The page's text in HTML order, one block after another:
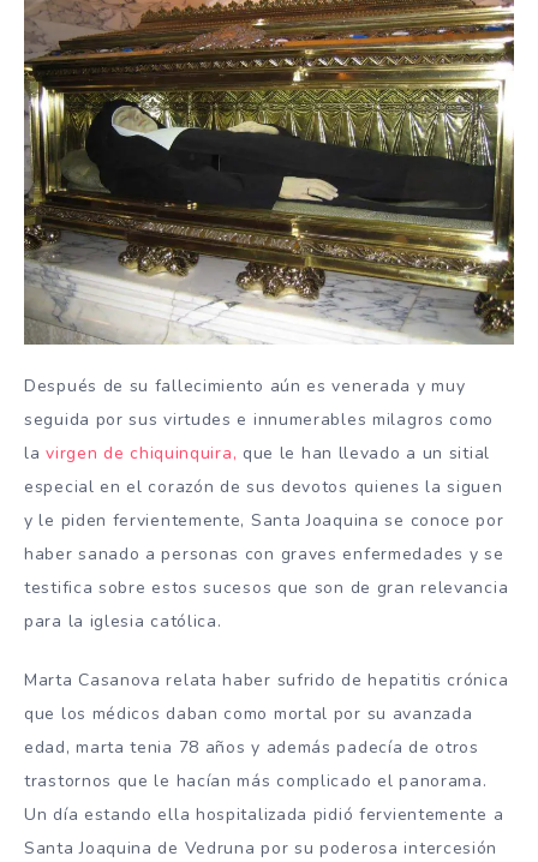
Después de su fallecimiento aún es venerada y muy
seguida por sus virtudes e innumerables milagros como
lavirgen de chiquinquira, que le han llevado a un sitial
especial en el corazón de sus devotos quienes la siguen
y le piden fervientemente, Santa Joaquina se conoce por
haber sanado a personas con graves enfermedades y se
testifica sobre estos sucesos que son de gran relevancia
para la iglesia católica.
Marta Casanova relata haber sufrido de hepatitis crónica
que los médicos daban como mortal por su avanzada
edad, marta tenia 78 años y además padecía de otros
trastornos que le hacían más complicado el panorama.
Un día estando ella hospitalizada pidió fervientemente a
Santa Joaquina de Vedruna por su poderosa intercesión